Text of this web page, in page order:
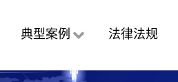
典型案例 法律法规